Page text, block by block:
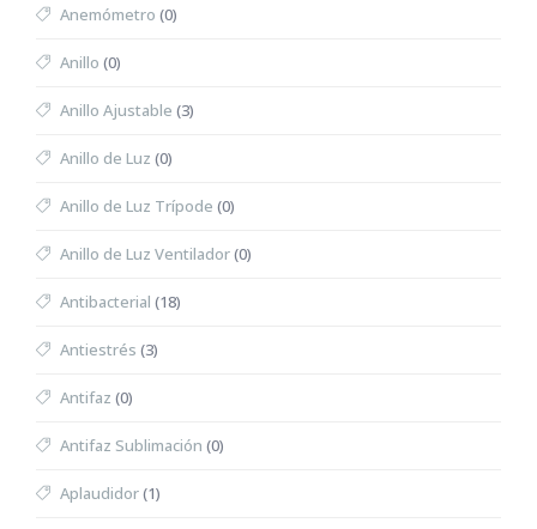
Anemómetro (0)
Anillo (0)
Anillo Ajustable (3)
Anillo de Luz (0)
Anillo de Luz Trípode (0)
Anillo de Luz Ventilador(0)
Antibacterial (18)
Antiestrés (3)
Antifaz (0)
Antifaz Sublimación (0)
Aplaudidor(1)